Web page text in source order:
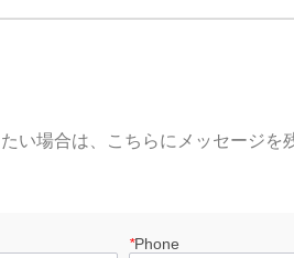
い場合は、こちらにメッセージを
*Phone